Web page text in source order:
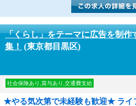
「くらし」をテーマに広告を制作
集！ (東京都目黒区)
社会保険あり,賞与あり,交通費支給
★やる気次第で未経験も歓迎★ ライ